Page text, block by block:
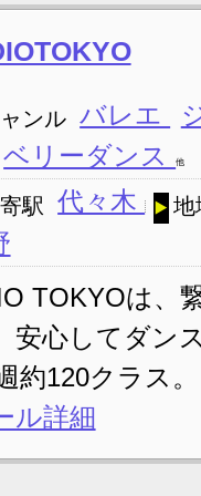
ンル バレエ
ベリーダンス他
駅 代々木 地
TOKYOは
安心してダン
約120クラス
ル詳細